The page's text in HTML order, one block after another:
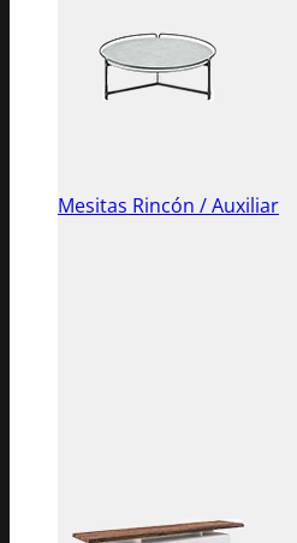
Mesitas Rincón / Auxiliar